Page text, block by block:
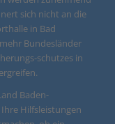
sich nicht an die
in Bad
Bundesländer
schutzes in
Baden-
Hilfsleistungen